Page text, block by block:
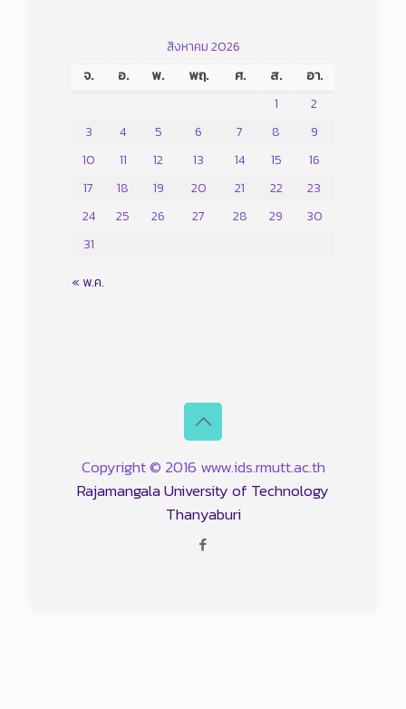
สิงหาคม 2026
จ.
อ. พ. พฤ. ศ. ส.
อา.
1
2
3
4 5 6 7 8
9
10
11 12 13 14 15
16
17
18 19 20 21 22
23
24
25 26 27 28 29
30
31
« พ.ค.
Copyright © 2016 www.ids.rmutt.ac.th
Rajamangala University of Technology
Thanyaburi